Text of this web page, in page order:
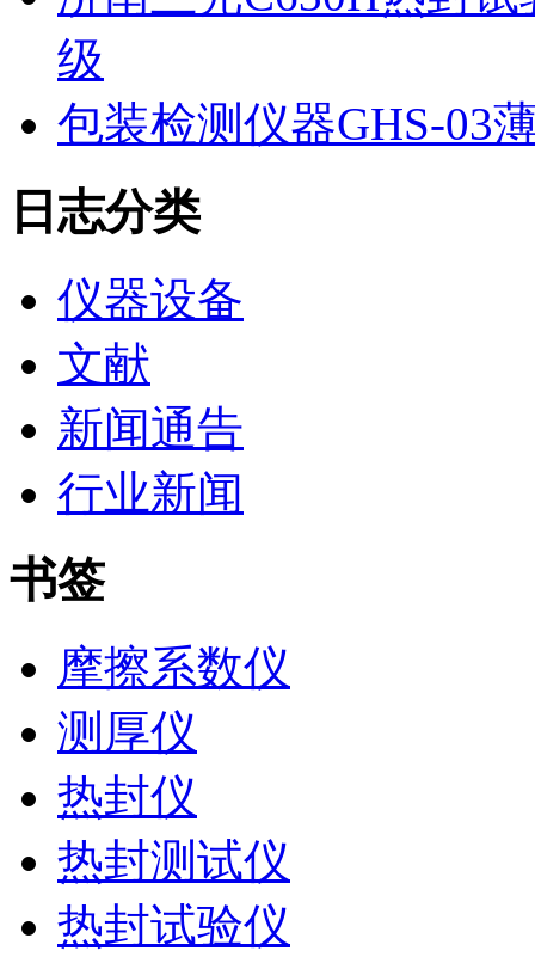
级
包装检测仪器GHS-03
日志分类
仪器设备
文献
新闻通告
行业新闻
书签
摩擦系数仪
测厚仪
热封仪
热封测试仪
热封试验仪